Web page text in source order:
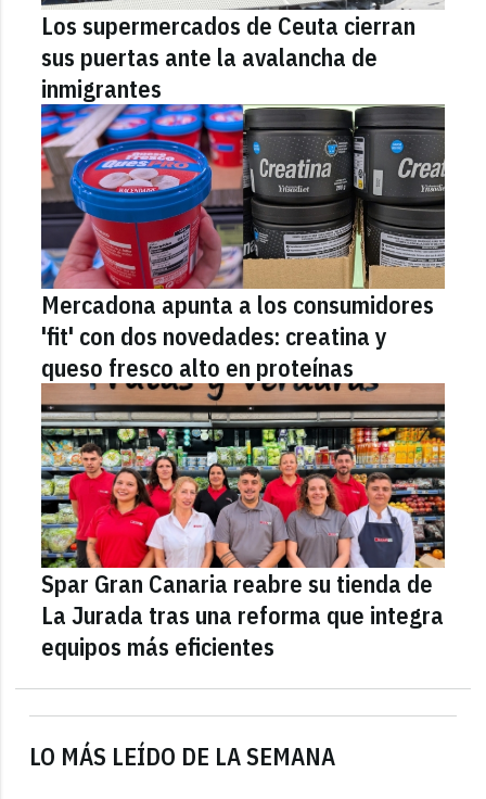
LO MÁS LEÍDO DE LA SEMANA
Los supermercados de Ceuta cierran
sus puertas ante la avalancha de
inmigrantes
Mercadona apunta a los consumidores
'fit' con dos novedades: creatina y
queso fresco alto en proteínas
Spar Gran Canaria reabre su tienda de
La Jurada tras una reforma que integra
equipos más eficientes